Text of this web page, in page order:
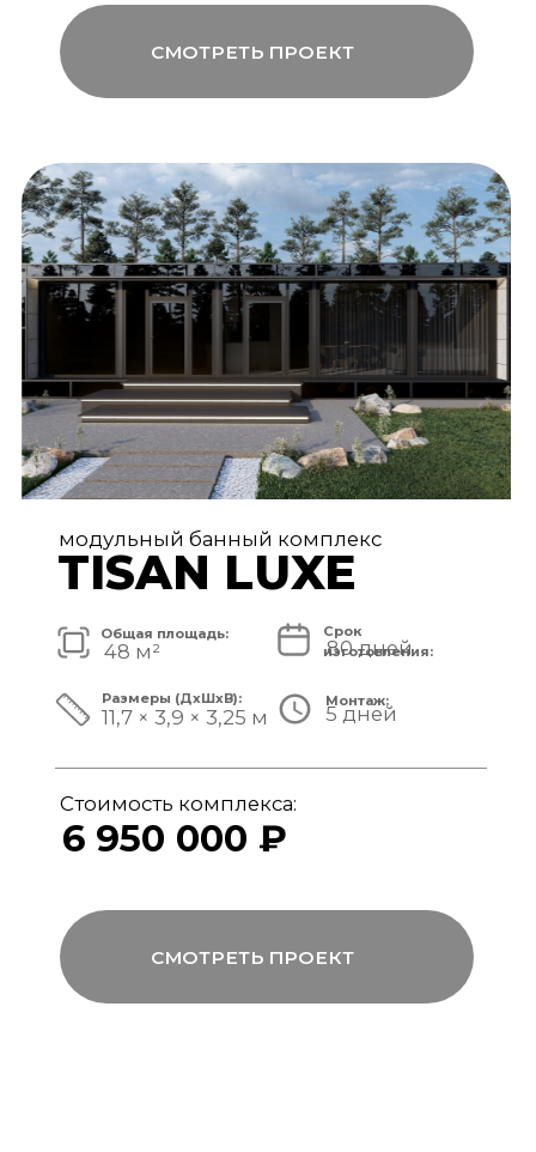
АРХИТЕКТУРА И ЭКСТЕРЬЕР
Мы совмещаем скорость модульной
сборки с технологиями капитального
строительства, включая использование
бетона, керамогранита и премиального
инженерного оборудования